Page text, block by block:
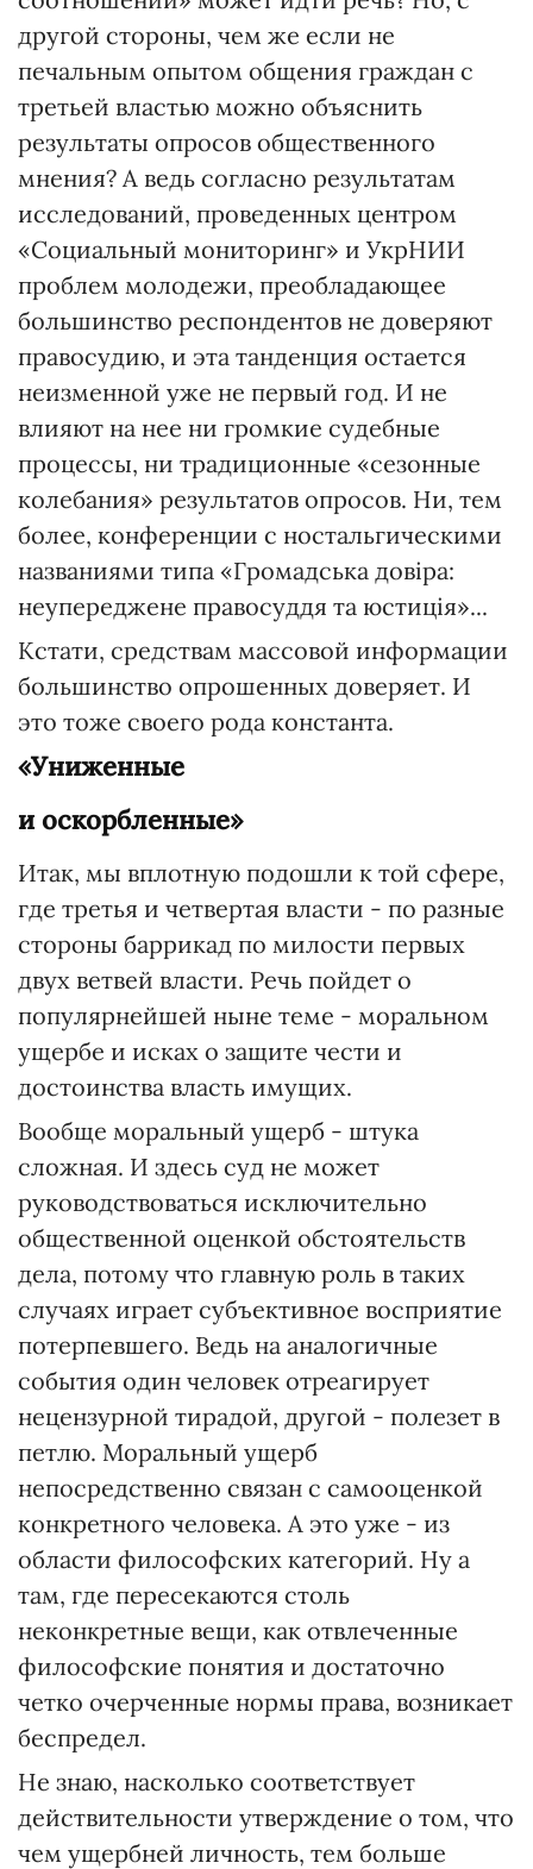
другой стороны, чем же если не
печальным опытом общения граждан с
третьей властью можно объяснить
результаты опросов общественного
мнения? А ведь согласно результатам
исследований, проведенных центром
«Социальный мониторинг» и УкрНИИ
проблем молодежи, преобладающее
большинство респондентов не доверяют
правосудию, и эта танденция остается
неизменной уже не первый год. И не
влияют на нее ни громкие судебные
процессы, ни традиционные «сезонные
колебания» результатов опросов. Ни, тем
более, конференции с ностальгическими
названиями типа «Громадська довіра:
неупереджене правосуддя та юстиція»...
Кстати, средствам массовой информации
большинство опрошенных доверяет. И
это тоже своего рода константа.
«Униженные
и оскорбленные»
Итак, мы вплотную подошли к той сфере,
где третья и четвертая власти - по разные
стороны баррикад по милости первых
двух ветвей власти. Речь пойдет о
популярнейшей ныне теме - моральном
ущербе и исках о защите чести и
достоинства власть имущих.
Вообще моральный ущерб - штука
сложная. И здесь суд не может
руководствоваться исключительно
общественной оценкой обстоятельств
дела, потому что главную роль в таких
случаях играет субъективное восприятие
потерпевшего. Ведь на аналогичные
события один человек отреагирует
нецензурной тирадой, другой - полезет в
петлю. Моральный ущерб
непосредственно связан с самооценкой
конкретного человека. А это уже - из
области философских категорий. Ну а
там, где пересекаются столь
неконкретные вещи, как отвлеченные
философские понятия и достаточно
четко очерченные нормы права, возникает
беспредел.
Не знаю, насколько соответствует
действительности утверждение о том, что
чем ущербней личность, тем больше